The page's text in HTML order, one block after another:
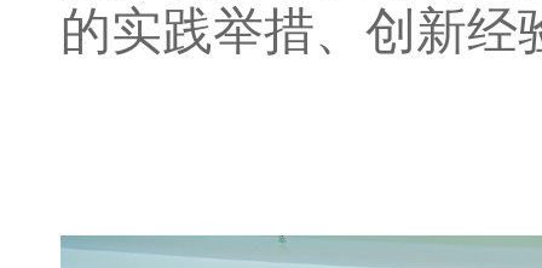
的实践举措、创新经